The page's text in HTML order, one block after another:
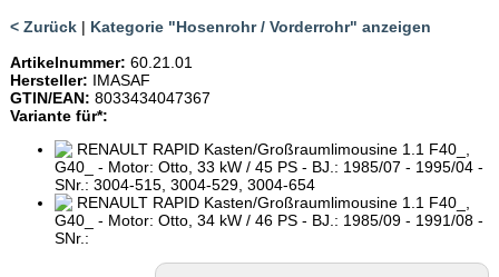
< Zurück| Kategorie "Hosenrohr / Vorderrohr" anzeigen
Artikelnummer: 60.21.01
Hersteller: IMASAF
GTIN/EAN: 8033434047367
Variante für*:
RENAULT RAPID Kasten/Großraumlimousine 1.1 F40_,
G40_ - Motor: Otto, 33 kW / 45 PS - BJ.: 1985/07 - 1995/04 -
SNr.: 3004-515, 3004-529, 3004-654
RENAULT RAPID Kasten/Großraumlimousine 1.1 F40_,
G40_ - Motor: Otto, 34 kW / 46 PS - BJ.: 1985/09 - 1991/08 -
SNr.: